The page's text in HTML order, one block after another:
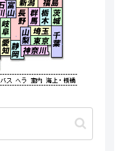
福島県
栃木県
群馬県
埼玉県
東京都
神奈川県
新潟県
富山県
石川県
井県
山梨県
長野県
長野県
岐阜県
静岡県
愛知県
三重県
滋賀県
府
府県
歌山県